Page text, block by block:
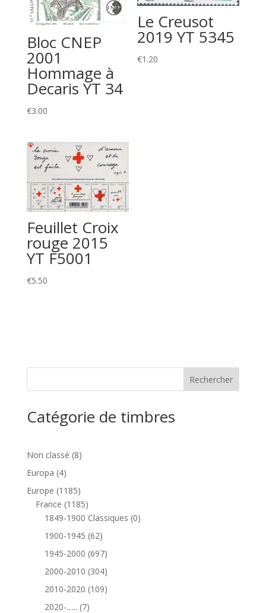
Bloc CNEP
2001
Hommage à
Decaris YT 34
€3.00
Le Creusot
2019 YT 5345
€1.20
Feuillet Croix
rouge 2015
YT F5001
€5.50
Catégorie de timbres
Non classé 88
Europa 44
produits
Europe 11851185
produits
France 11851185
produits
1849-1900 Classiques 00
1900-1945 6262
produits
1945-2000 697697
produits
2000-2010 304304
produits
2010-2020 109109
2020-...... 77